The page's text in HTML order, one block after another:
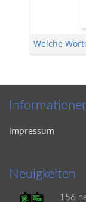
Welche
Impressum
Neuigkeiten
156